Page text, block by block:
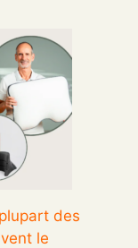
des
le